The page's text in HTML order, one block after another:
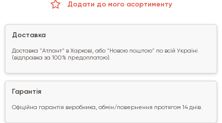
Додати до мого асортименту
Доставка
Доставка "Атлант" в Харкові, або "Новою поштою" по всій Україні
(відправка за 100% предоплатою).
Гарантія
Офіційна гарантія виробника, обмін/повернення протягом 14 днів.